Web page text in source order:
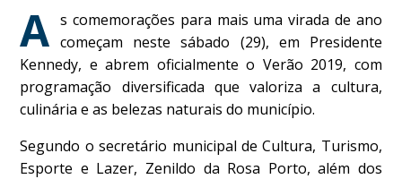
A s comemorações para mais uma virada de ano
começam neste sábado (29), em Presidente
Kennedy, e abrem oficialmente o Verão 2019, com
programação diversificada que valoriza a cultura,
culinária e as belezas naturais do município.
Segundo o secretário municipal de Cultura, Turismo,
Esporte e Lazer, Zenildo da Rosa Porto, além dos